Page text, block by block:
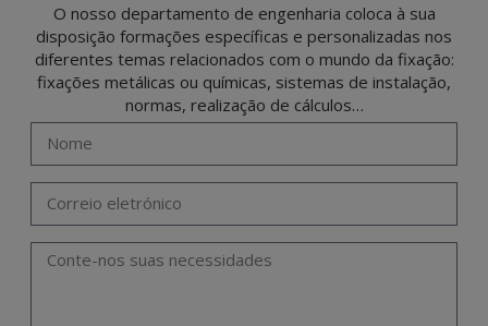
O nosso departamento de engenharia coloca à sua
disposição formações específicas e personalizadas nos
diferentes temas relacionados com o mundo da fixação:
fixações metálicas ou químicas, sistemas de instalação,
normas, realização de cálculos…